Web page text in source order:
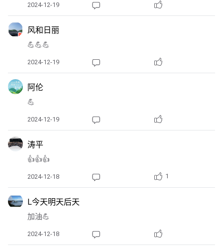
2024-12-19
风和日丽
💪💪💪
2024-12-19
阿伦
💪
2024-12-19
涛平
👍👍👍
2024-12-18 1
L今天明天后天
加油💪
2024-12-18